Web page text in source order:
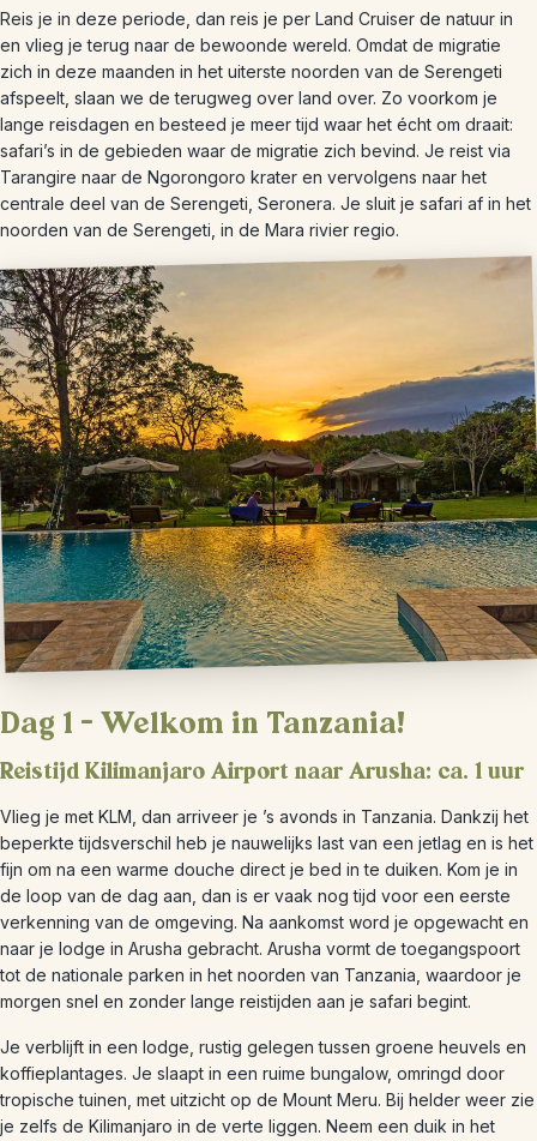
Reis je in deze periode, dan reis je per Land Cruiser de natuur in
en vlieg je terug naar de bewoonde wereld. Omdat de migratie
zich in deze maanden in het uiterste noorden van de Serengeti
afspeelt, slaan we de terugweg over land over. Zo voorkom je
lange reisdagen en besteed je meer tijd waar het écht om draait:
safari’s in de gebieden waar de migratie zich bevind. Je reist via
Tarangire naar de Ngorongoro krater en vervolgens naar het
centrale deel van de Serengeti, Seronera. Je sluit je safari af in het
noorden van de Serengeti, in de Mara rivier regio.
Dag 1 – Welkom in Tanzania!
Reistijd Kilimanjaro Airport naar Arusha: ca. 1 uur
Vlieg je met KLM, dan arriveer je ’s avonds in Tanzania. Dankzij het
beperkte tijdsverschil heb je nauwelijks last van een jetlag en is het
fijn om na een warme douche direct je bed in te duiken. Kom je in
de loop van de dag aan, dan is er vaak nog tijd voor een eerste
verkenning van de omgeving. Na aankomst word je opgewacht en
naar je lodge in Arusha gebracht. Arusha vormt de toegangspoort
tot de nationale parken in het noorden van Tanzania, waardoor je
morgen snel en zonder lange reistijden aan je safari begint.
Je verblijft in een lodge, rustig gelegen tussen groene heuvels en
koffieplantages. Je slaapt in een ruime bungalow, omringd door
tropische tuinen, met uitzicht op de Mount Meru. Bij helder weer zie
je zelfs de Kilimanjaro in de verte liggen. Neem een duik in het